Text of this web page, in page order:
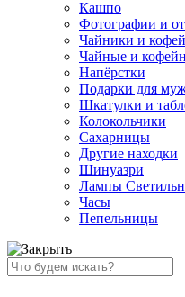
Кашпо
Фотографии и
Чайники и
Чайные и
Напёрстки
Подарки для
Шкатулки и
Колокольчики
Сахарницы
Другие находки
Шинуазри
Лампы
Часы
Пепельницы